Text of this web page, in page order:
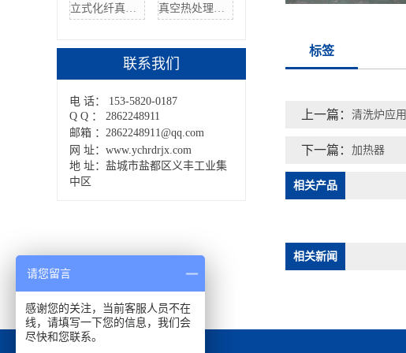
立式化纤真空清洗炉 真空热处理炉价格
联系我们
电 话： 153-5820-0187
Q Q ： 2862248911
邮箱 ：2862248911@qq.com
网 址：www.ychrdrjx.com
地 址：盐城市盐都区义丰工业集
中区
标签
上一篇： 清洗炉应用
下一篇： 加热器
相关产品
相关新闻
请您留言
感谢您的关注，当前客服人员不在
线，请填写一下您的信息，我们会
尽快和您联系。